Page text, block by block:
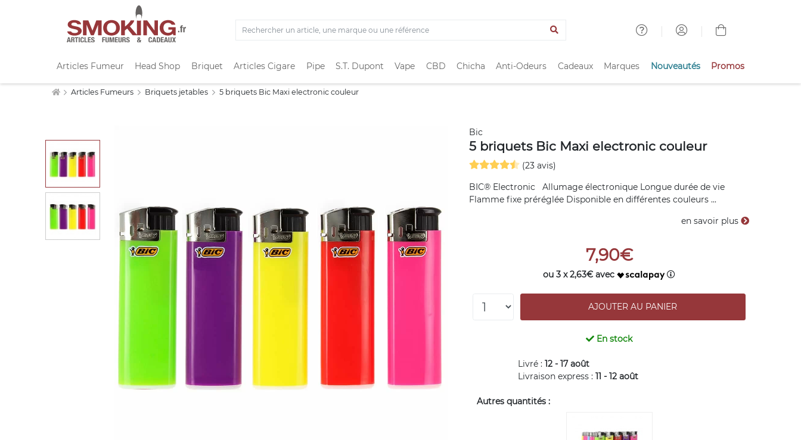
Articles Fumeur Head Shop Briquet Articles Cigare Pipe S.T. Dupont Vape CBD Chicha Anti-Odeurs Cadeaux Marques Nouveautés Promos
Articles Fumeurs Briquets jetables 5 briquets Bic Maxi electronic couleur
Bic
5 briquets Bic Maxi electronic couleur
(23 avis)
BIC® Electronic Allumage électronique Longue durée de vie
Flamme fixe préréglée Disponible en différentes couleurs ...
en savoir plus
7,90€
ou 3 x 2,63€ avec
En stock
Livré :12 - 17 août
Livraison express :11 - 12 août
Autres quantités :